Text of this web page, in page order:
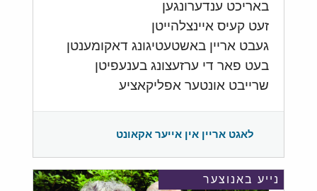
באריכט ענדערונגען
זעט קעיס איינצלהייטן
געבט אריין באשטעטיגונג דאקומענטן
בעט פאר די ערזעצונג בענעפיטן
שרייבט אונטער אפליקאציע
לאגט אריין אין אייער אקאונט
נייע באנוצער